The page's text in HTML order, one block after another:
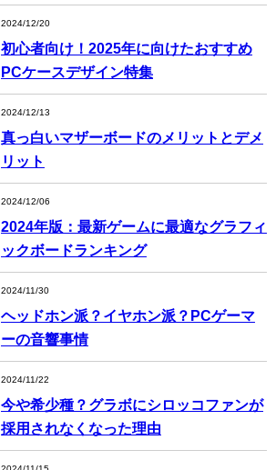
2024/12/20
初心者向け！2025年に向けたおすすめ
PCケースデザイン特集
2024/12/13
真っ白いマザーボードのメリットとデメ
リット
2024/12/06
2024年版：最新ゲームに最適なグラフィ
ックボードランキング
2024/11/30
ヘッドホン派？イヤホン派？PCゲーマ
ーの音響事情
2024/11/22
今や希少種？グラボにシロッコファンが
採用されなくなった理由